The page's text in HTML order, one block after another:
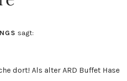
sagt:
dort! Als alter ARD Buffet Hase